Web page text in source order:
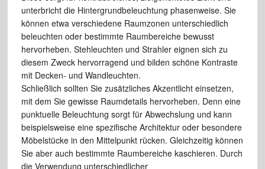
unterbricht die Hintergrundbeleuchtung phasenweise. Sie
können etwa verschiedene Raumzonen unterschiedlich
beleuchten oder bestimmte Raumbereiche bewusst
hervorheben. Stehleuchten und Strahler eignen sich zu
diesem Zweck hervorragend und bilden schöne Kontraste
mit Decken- und Wandleuchten.
Schließlich sollten Sie zusätzliches Akzentlicht einsetzen,
mit dem Sie gewisse Raumdetails hervorheben. Denn eine
punktuelle Beleuchtung sorgt für Abwechslung und kann
beispielsweise eine spezifische Architektur oder besondere
Möbelstücke in den Mittelpunkt rücken. Gleichzeitig können
Sie aber auch bestimmte Raumbereiche kaschieren. Durch
die Verwendung unterschiedlicher